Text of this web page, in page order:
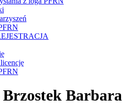
Barbara